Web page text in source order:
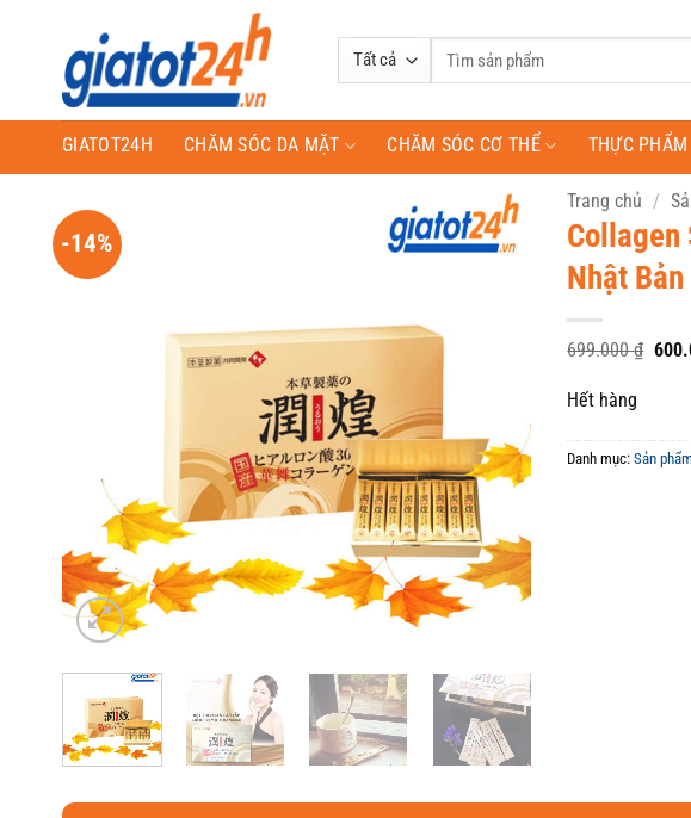
Tìm
GIATOT24H CHĂM SÓC DA MẶT CHĂM SÓC CƠ THỂ THỰC
-14%
Trang chủ /
Collagen
Nhật Bản
699.000₫ Giá
Hết hàng
Danh mục:Sản